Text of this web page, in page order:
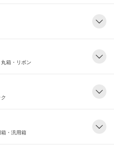
箱・リボン
・汎用箱